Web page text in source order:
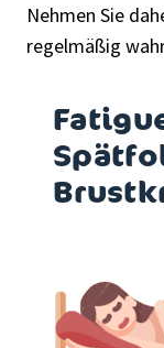
Nehmen Sie
regelmäßig